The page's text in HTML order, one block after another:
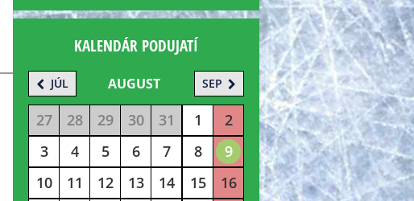
KALENDÁR PODUJATÍ
JÚL AUGUST SEP
27 28 29 30 31 1
2
3
4 5 6 7 8
9
10
11 12 13 14 15
16